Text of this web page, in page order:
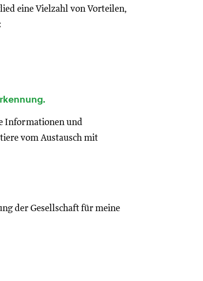
eine Vielzahl von Vorteilen,
Informationen und
vom Austausch mit
der Gesellschaft für meine